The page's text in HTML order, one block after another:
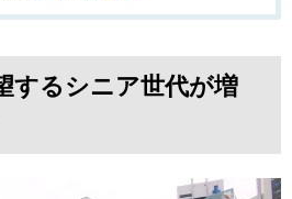
するシニア世代が増